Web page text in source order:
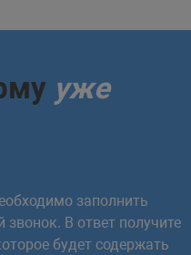
уже
заполнить
звонок. В ответ получите
будет содержать